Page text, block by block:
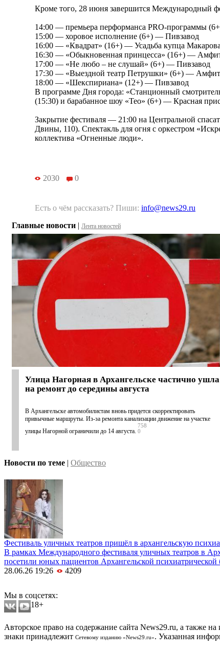
Кроме того, 28 июня завершится Международный
14:00 — премьера перформанса PRO-программы
15:00 — хоровое исполнение (6+) — Пивзавод
16:00 — «Квадрат» (16+) — Усадьба купца Макарова
16:30 — «Обыкновенная принцесса» (16+) —
17:00 — «Не любо – не слушай» (6+) — Пивзавод
17:30 — «Выездной театр Петрушки» (6+) —
18:00 — «Шекспириана» (12+) — Пивзавод
В программе Дня города: «Станционный
(15:30) и барабанное шоу «Тео» (6+) — Красная
Закрытие фестиваля — 21:00 на Центральной
Двины, 110). Спектакль для огня с оркестром
коллектива «Огненные люди».
2030 0
Есть о чём рассказать? Пиши: info@news29.ru
Главные новости | Лента новостей
Улица Нагорная в Архангельске частично ушла
на ремонт до середины августа
В Архангельске автомобилистам вновь придется скорректировать
привычные маршруты. Из-за ремонта канализации движение на участке
улицы Нагорной ограничили до 14 августа.
758
0
Новости по теме | Общество
Фестиваль уличных театров пришёл в архангельскую
В рамках Международного фестиваля уличных театров в
посетили юных пациентов Архангельской
28.06.26 19:26
4209
Мы в соцсетях:
18+
Авторское право на содержание сайта News29.ru, а также
знаки принадлежит Сетевому изданию «News29.ru». Указанная